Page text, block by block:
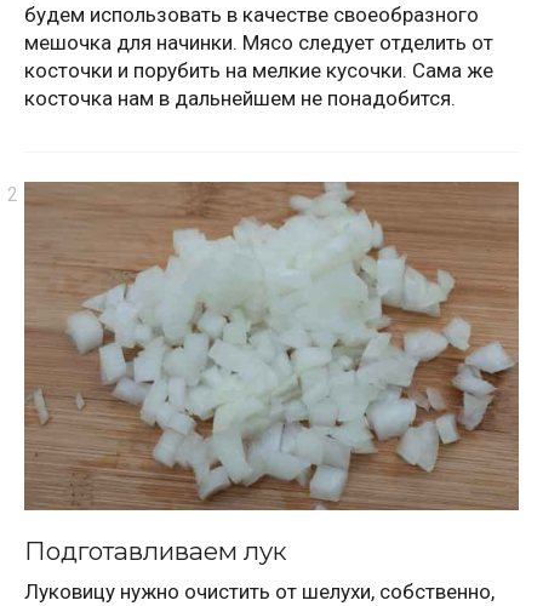
будем использовать в качестве своеобразного
мешочка для начинки. Мясо следует отделить от
косточки и порубить на мелкие кусочки. Сама же
косточка нам в дальнейшем не понадобится.
Подготавливаем лук
Луковицу нужно очистить от шелухи, собственно,